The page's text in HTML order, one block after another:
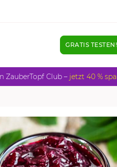
GRATIS TESTEN!
ZauberTopf Club – jetzt 40 %